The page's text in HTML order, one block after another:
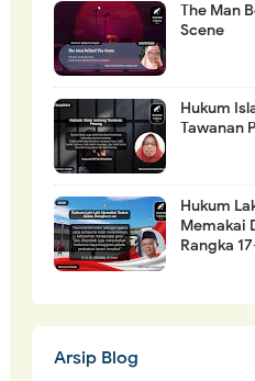
The Man
Scene
Hukum
Tawanan
Hukum
Memakai
Rangka
Arsip Blog